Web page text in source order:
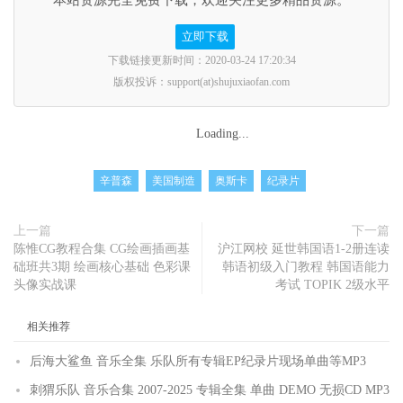
立即下载
下载链接更新时间：2020-03-24 17:20:34
版权投诉：support(at)shujuxiaofan.com
Loading...
辛普森 美国制造 奥斯卡 纪录片
上一篇
陈惟CG教程合集 CG绘画插画基
础班共3期 绘画核心基础 色彩课
头像实战课
下一篇
沪江网校 延世韩国语1-2册连读
韩语初级入门教程 韩国语能力
考试 TOPIK 2级水平
相关推荐
后海大鲨鱼 音乐全集 乐队所有专辑EP纪录片现场单曲等MP3
刺猬乐队 音乐合集 2007-2025 专辑全集 单曲 DEMO 无损CD MP3